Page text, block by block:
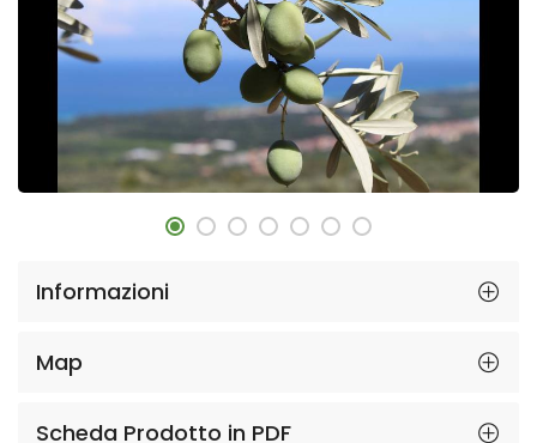
Informazioni
Map
Scheda Prodotto in PDF